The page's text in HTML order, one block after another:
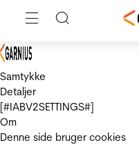
Samtykke
Detaljer
[#IABV2SETTINGS#]
Om
Denne side bruger cookies